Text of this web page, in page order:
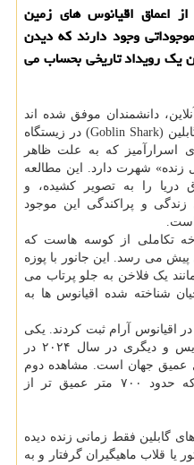
اعماق اقیانوس های زمین
وجود دارند که دیدن
یک رویداد تاریخی بحساب می
دانشمندان موفق شده اند
برای اولین بار در تاریخ، از کوسه گابلین (Goblin Shark) در زیستگاه
اسرارآمیز که به علت ظاهر
زنده» شهرت دارد. این مطالعه
دریا را به تصویر کشیده، و
و پراکندگی این موجود
است.
تکاملی از کوسه هاست که
میلیون سال پیش می رسد. این جانور با پوزه
یک فلاخن به جلو پرتاب می
شناخته شده اقیانوس ها به
در اقیانوس آرام ثبت کردند. یکی
در سال ۲۰۱۹ نزدیک جزیره جارویس و دیگری در سال ۲۰۲۴ در
عمیق جهان است. مشاهده دوم
در عمق ۱۹۹۷ متری انجام شد که حدود ۷۰۰ متر عمیق تر از
گابلین فقط زمانی زنده دیده
یا قلاب ماهیگیران گرفتار و به